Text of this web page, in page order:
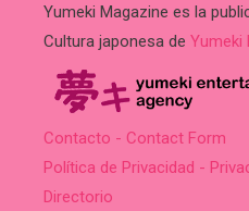
Yumeki Magazine es la
Cultura japonesa de Yumeki
Contacto - Contact Form
Política de Privacidad -
Directorio